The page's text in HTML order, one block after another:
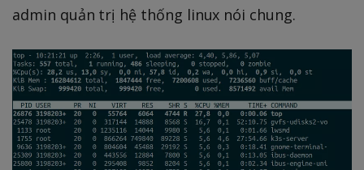
admin quản trị hệ thống linux nói chung.